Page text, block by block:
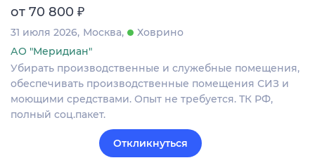
от 70 800 ₽
31 июля 2026 Москва
Ховрино
АО "Меридиан"
Убирать производственные и служебные помещения,
обеспечивать производственные помещения СИЗ и
моющими средствами. Опыт не требуется. ТК РФ,
полный соц.пакет.
Откликнуться